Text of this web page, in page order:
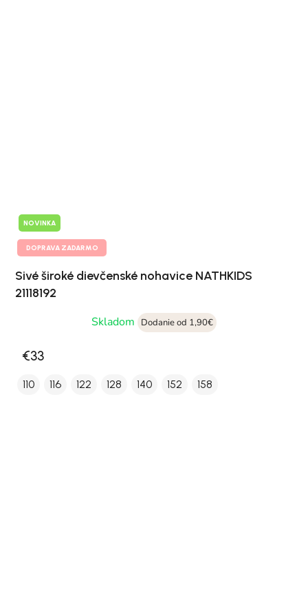
NOVINKA
DOPRAVA ZADARMO
Sivé široké dievčenské nohavice NATHKIDS
21118192
Skladom
Dodanie od 1,90€
€33
110 116 122 128 140 152 158